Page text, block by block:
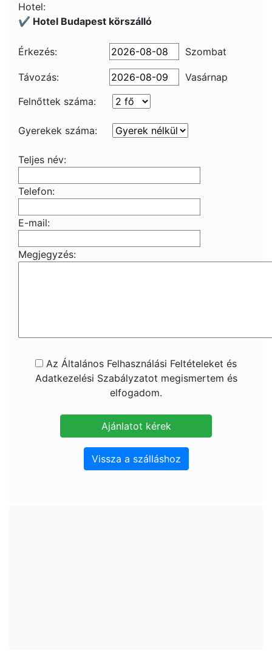
Hotel:
✔️ Hotel Budapest körszálló
Érkezés: Szombat
Távozás:
Vasárnap
Felnőttek száma:
Gyerekek száma:
Teljes név:
Telefon:
E-mail:
Megjegyzés:
Az Általános Felhasználási Feltételeket és
Adatkezelési Szabályzatot megismertem és
elfogadom.
Vissza a szálláshoz